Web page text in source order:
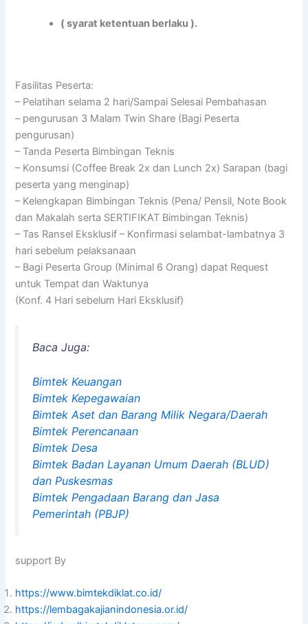
( syarat ketentuan berlaku ).
Fasilitas Peserta:
– Pelatihan selama 2 hari/Sampai Selesai Pembahasan
– pengurusan 3 Malam Twin Share (Bagi Peserta
pengurusan)
– Tanda Peserta Bimbingan Teknis
– Konsumsi (Coffee Break 2x dan Lunch 2x) Sarapan (bagi
peserta yang menginap)
– Kelengkapan Bimbingan Teknis (Pena/ Pensil, Note Book
dan Makalah serta SERTIFIKAT Bimbingan Teknis)
– Tas Ransel Eksklusif – Konfirmasi selambat-lambatnya 3
hari sebelum pelaksanaan
– Bagi Peserta Group (Minimal 6 Orang) dapat Request
untuk Tempat dan Waktunya
(Konf. 4 Hari sebelum Hari Eksklusif)
Baca Juga:
Bimtek Keuangan
Bimtek Kepegawaian
Bimtek Aset dan Barang Milik Negara/Daerah
Bimtek Perencanaan
Bimtek Desa
Bimtek Badan Layanan Umum Daerah (BLUD)
dan Puskesmas
Bimtek Pengadaan Barang dan Jasa
Pemerintah (PBJP)
support By
https://www.bimtekdiklat.co.id/
https://lembagakajianindonesia.or.id/